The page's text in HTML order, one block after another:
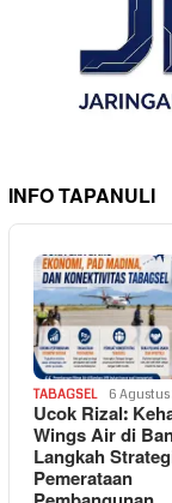
INFO TAPANULI
TABAGSEL 6 Agustus
Ucok Rizal:
Wings Air di
Langkah
Pemerataan